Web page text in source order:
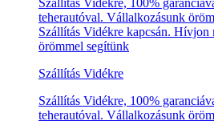
Szállítás Vidékre, 100%
teherautóval. Vállalkozásunk
Szállítás Vidékre kapcsán. Hívjon
örömmel segítünk
Szállítás Vidékre
Szállítás Vidékre, 100%
teherautóval. Vállalkozásunk